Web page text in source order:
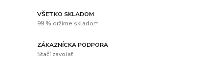
VŠETKO SKLADOM
99 % držíme skladom
ZÁKAZNÍCKA PODPORA
Stačí zavolať